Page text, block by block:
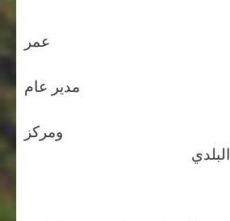
ياسين عمر
مدير عام